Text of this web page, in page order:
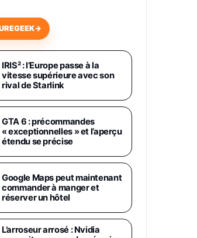
Android 5G avec
AI, 512 Go, Chargeur
Rapide 25W Inclus,
déverrouillé, Noir,
FR
1399€Fnac (Vendeur Tiers)
S26 Ultra 512 Go Bleu
1399€ Fnac (Vendeur Tiers)
S26 Ultra 256 Go Violet
1199€
SHK2000BL - Casque
- Bleu & Répartiteur Audio
Blanc
29,96€Fnac (Vendeur Tiers)
→
IRIS² : l’Europe passe à la
vitesse supérieure avec son
rival de Starlink
GTA 6 : précommandes
« exceptionnelles » et l’aperçu
étendu se précise
Google Maps peut maintenant
commander à manger et
réserver un hôtel
L’arroseur arrosé : Nvidia